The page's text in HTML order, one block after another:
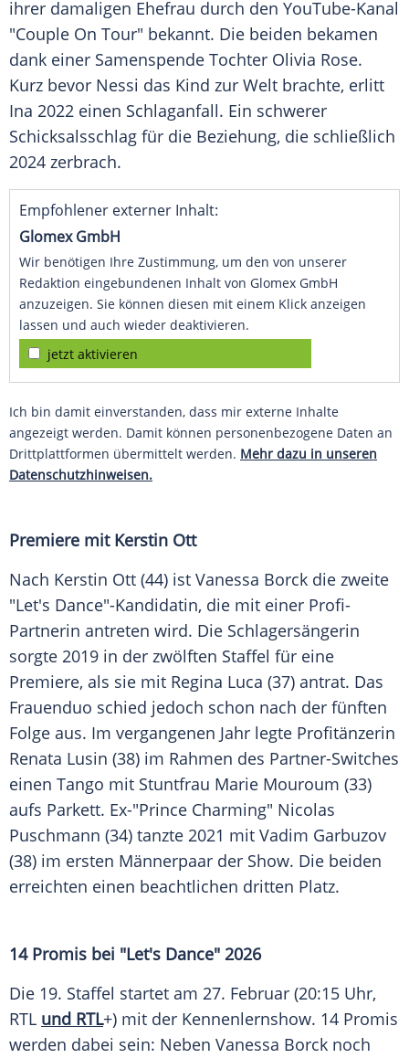
ihrer damaligen Ehefrau durch den YouTube-Kanal
"Couple On Tour" bekannt. Die beiden bekamen
dank einer Samenspende Tochter Olivia Rose.
Kurz bevor Nessi das Kind zur Welt brachte, erlitt
Ina 2022 einen Schlaganfall. Ein schwerer
Schicksalsschlag für die Beziehung, die schließlich
2024 zerbrach.
Empfohlener externer Inhalt:
Glomex GmbH
Wir benötigen Ihre Zustimmung, um den von unserer
Redaktion eingebundenen Inhalt von Glomex GmbH
anzuzeigen. Sie können diesen mit einem Klick anzeigen
lassen und auch wieder deaktivieren.
jetzt aktivieren
Ich bin damit einverstanden, dass mir externe Inhalte
angezeigt werden. Damit können personenbezogene Daten an
Drittplattformen übermittelt werden. Mehr dazu in unseren
Datenschutzhinweisen.
Premiere mit Kerstin Ott
Nach Kerstin Ott (44) ist Vanessa Borck die zweite
"Let's Dance"-Kandidatin, die mit einer Profi-
Partnerin antreten wird. Die Schlagersängerin
sorgte 2019 in der zwölften Staffel für eine
Premiere, als sie mit Regina Luca (37) antrat. Das
Frauenduo schied jedoch schon nach der fünften
Folge aus. Im vergangenen Jahr legte Profitänzerin
Renata Lusin (38) im Rahmen des Partner-Switches
einen Tango mit Stuntfrau Marie Mouroum (33)
aufs Parkett. Ex-"Prince Charming" Nicolas
Puschmann (34) tanzte 2021 mit Vadim Garbuzov
(38) im ersten Männerpaar der Show. Die beiden
erreichten einen beachtlichen dritten Platz.
14 Promis bei "Let's Dance" 2026
Die 19. Staffel startet am 27. Februar (20:15 Uhr,
RTL und RTL+) mit der Kennenlernshow. 14 Promis
werden dabei sein: Neben Vanessa Borck noch